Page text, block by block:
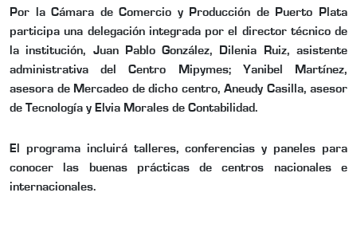
Por la Cámara de Comercio y Producción de Puerto Plata
participa una delegación integrada por el director técnico de
la institución, Juan Pablo González, Dilenia Ruiz, asistente
administrativa del Centro Mipymes; Yanibel Martínez,
asesora de Mercadeo de dicho centro, Aneudy Casilla, asesor
de Tecnología y Elvia Morales de Contabilidad.
El programa incluirá talleres, conferencias y paneles para
conocer las buenas prácticas de centros nacionales e
internacionales.